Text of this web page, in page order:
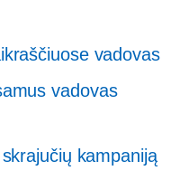
vadovas
vadovas
kampaniją